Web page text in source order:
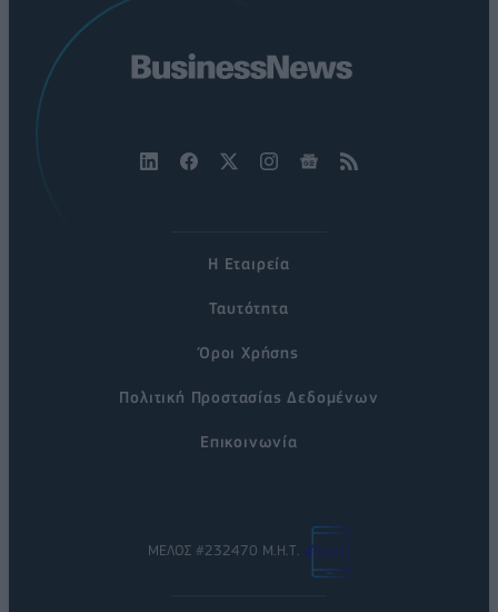
Η Εταιρεία
Ταυτότητα
Όροι Χρήσης
Πολιτική Προστασίας Δεδομένων
Επικοινωνία
ΜΕΛΟΣ #232470 Μ.Η.Τ.